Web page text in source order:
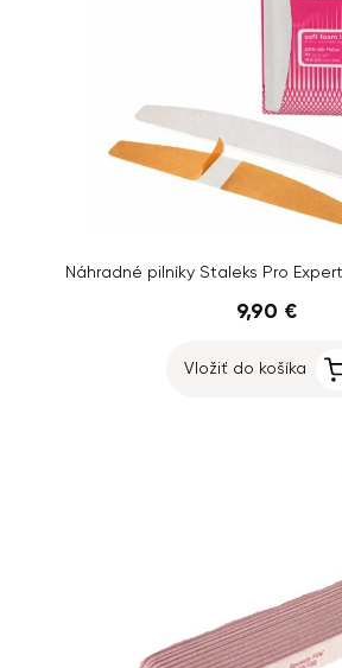
9,90 €
Vložiť do košíka